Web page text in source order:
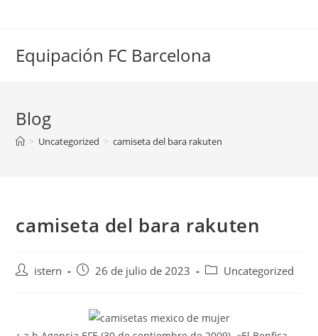
Equipación FC Barcelona
Blog
> Uncategorized > camiseta del bara rakuten
camiseta del bara rakuten
Autoristern
Publicación
entrada:
26 de julio de 2023
Categoría
entrada:
Uncategorized